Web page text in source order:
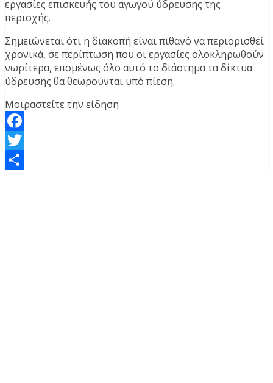
εργασίες επισκευής του αγωγού ύδρευσης της
περιοχής.
Σημειώνεται ότι η διακοπή είναι πιθανό να περιορισθεί
χρονικά, σε περίπτωση που οι εργασίες ολοκληρωθούν
νωρίτερα, επομένως όλο αυτό το διάστημα τα δίκτυα
ύδρευσης θα θεωρούνται υπό πίεση.
Μοιραστείτε την είδηση
Facebook
Twitter